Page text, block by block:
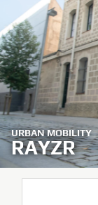
URBAN MOBILITY
RAYZR